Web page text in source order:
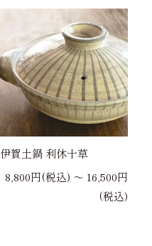
伊賀土鍋 利休十草
8,800円(税込) 〜 16,500円
(税込)